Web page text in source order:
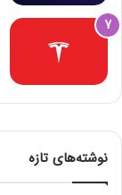
نوشته‌های تازه